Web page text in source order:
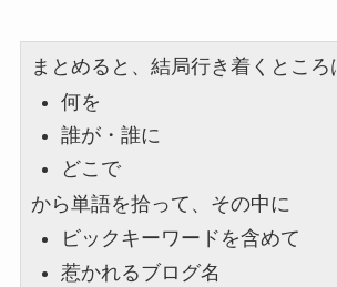
まとめると、結局行き着くところ
何を
誰が・誰に
どこで
から単語を拾って、その中に
ビックキーワードを含めて
惹かれるブログ名